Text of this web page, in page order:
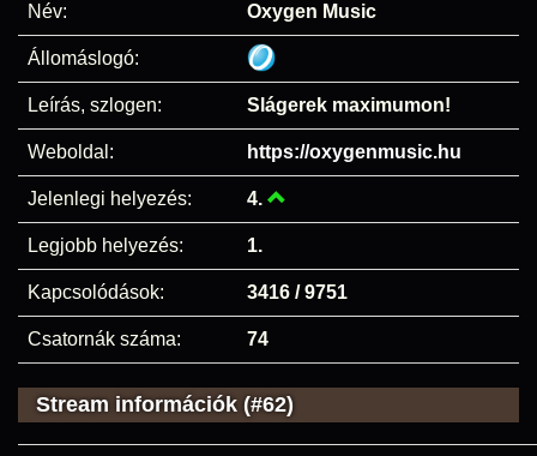
Név: Oxygen Music
Állomáslogó:
Leírás, szlogen: Slágerek maximumon!
Weboldal: https://oxygenmusic.hu
Jelenlegi helyezés: 4.
Legjobb helyezés: 1.
Kapcsolódások: 3416 / 9751
Csatornák száma: 74
Stream információk (#62)